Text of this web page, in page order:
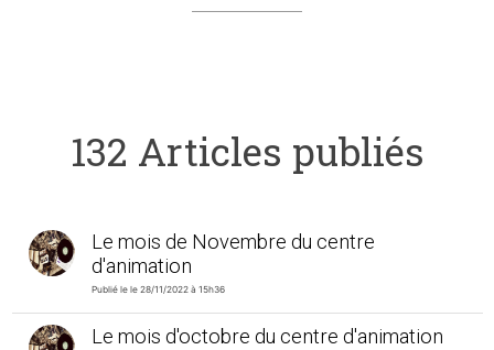
132 Articles publiés
Le mois de Novembre du centre
d'animation
Publié le le 28/11/2022 à 15h36
Le mois d'octobre du centre d'animation